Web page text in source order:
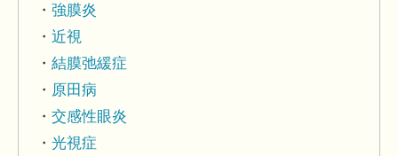
強膜炎
近視
結膜弛緩症
原田病
交感性眼炎
光視症